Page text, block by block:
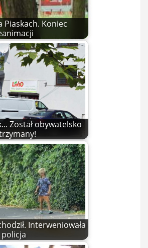
Piaskach. Koniec
Został obywatelsko
Interweniowała
policja